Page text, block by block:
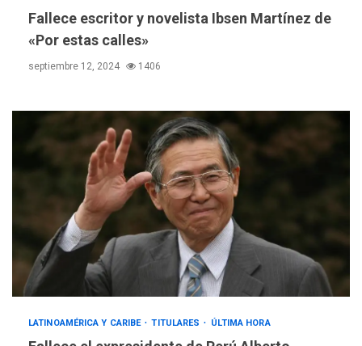
Fallece escritor y novelista Ibsen Martínez de
«Por estas calles»
septiembre 12, 2024 1406
LATINOAMÉRICA Y CARIBE TITULARES ÚLTIMA HORA
DEPORTES
MUNDIAL DE FÚTBOL 2026
La FIFA se «disculpa» por